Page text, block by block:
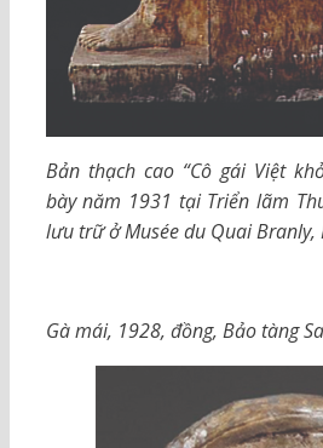
Bản thạch cao “Cô gái Việt
bày năm 1931 tại Triển lãm
lưu trữ ở Musée du Quai Branly,
Gà mái, 1928, đồng, Bảo tàng